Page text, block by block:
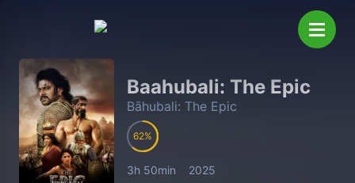
Baahubali: The Epic
Bāhubali: The Epic
62
3h 50min 2025